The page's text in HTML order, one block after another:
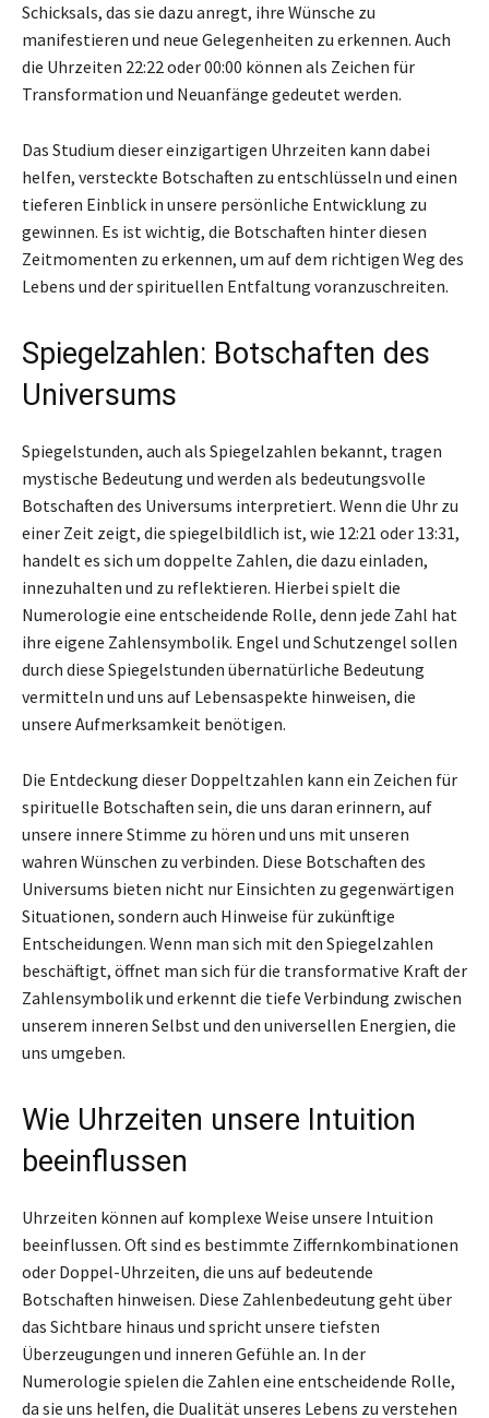
Schicksals, das sie dazu anregt, ihre Wünsche zu
manifestieren und neue Gelegenheiten zu erkennen. Auch
die Uhrzeiten 22:22 oder 00:00 können als Zeichen für
Transformation und Neuanfänge gedeutet werden.
Das Studium dieser einzigartigen Uhrzeiten kann dabei
helfen, versteckte Botschaften zu entschlüsseln und einen
tieferen Einblick in unsere persönliche Entwicklung zu
gewinnen. Es ist wichtig, die Botschaften hinter diesen
Zeitmomenten zu erkennen, um auf dem richtigen Weg des
Lebens und der spirituellen Entfaltung voranzuschreiten.
Spiegelzahlen: Botschaften des
Universums
Spiegelstunden, auch als Spiegelzahlen bekannt, tragen
mystische Bedeutung und werden als bedeutungsvolle
Botschaften des Universums interpretiert. Wenn die Uhr zu
einer Zeit zeigt, die spiegelbildlich ist, wie 12:21 oder 13:31,
handelt es sich um doppelte Zahlen, die dazu einladen,
innezuhalten und zu reflektieren. Hierbei spielt die
Numerologie eine entscheidende Rolle, denn jede Zahl hat
ihre eigene Zahlensymbolik. Engel und Schutzengel sollen
durch diese Spiegelstunden übernatürliche Bedeutung
vermitteln und uns auf Lebensaspekte hinweisen, die
unsere Aufmerksamkeit benötigen.
Die Entdeckung dieser Doppeltzahlen kann ein Zeichen für
spirituelle Botschaften sein, die uns daran erinnern, auf
unsere innere Stimme zu hören und uns mit unseren
wahren Wünschen zu verbinden. Diese Botschaften des
Universums bieten nicht nur Einsichten zu gegenwärtigen
Situationen, sondern auch Hinweise für zukünftige
Entscheidungen. Wenn man sich mit den Spiegelzahlen
beschäftigt, öffnet man sich für die transformative Kraft der
Zahlensymbolik und erkennt die tiefe Verbindung zwischen
unserem inneren Selbst und den universellen Energien, die
uns umgeben.
Wie Uhrzeiten unsere Intuition
beeinflussen
Uhrzeiten können auf komplexe Weise unsere Intuition
beeinflussen. Oft sind es bestimmte Ziffernkombinationen
oder Doppel-Uhrzeiten, die uns auf bedeutende
Botschaften hinweisen. Diese Zahlenbedeutung geht über
das Sichtbare hinaus und spricht unsere tiefsten
Überzeugungen und inneren Gefühle an. In der
Numerologie spielen die Zahlen eine entscheidende Rolle,
da sie uns helfen, die Dualität unseres Lebens zu verstehen